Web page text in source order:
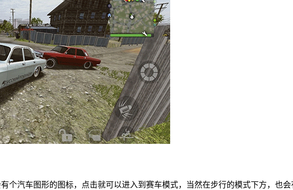
个汽车图形的图标，点击就可以进入到赛车模式，当然在步行的模式下方，也